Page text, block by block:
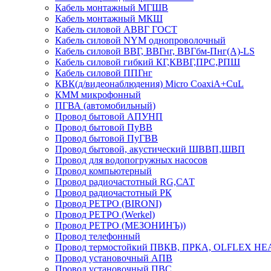
Кабель монтажный МГШВ
Кабель монтажный МКШ
Кабель силовой АВВГ ГОСТ
Кабель силовой NYM однопроволочный
Кабель силовой ВВГ, ВВГнг, ВВГбм-Пнг(А)-LS
Кабель силовой гибкий КГ,КВВГ,ПРС,РПШ
Кабель силовой ППГнг
КВК(д/видеонаблюдения) Micro CoaxiA+CuL
КММ микрофонный
ПГВА (автомобильный)
Провод бытовой АПУНП
Провод бытовой ПуВВ
Провод бытовой ПуГВВ
Провод бытовой, акустический ШВВП,ШВП
Провод для водопогружных насосов
Провод компьютерный
Провод радиочастотный RG,САТ
Провод радиочастотный РК
Провод РЕТРО (BIRONI)
Провод РЕТРО (Werkel)
Провод РЕТРО (МЕЗОНИНЪ))
Провод телефонный
Провод термостойкий ПВКВ, ПРКА, OLFLEX
Провод установочный АПВ